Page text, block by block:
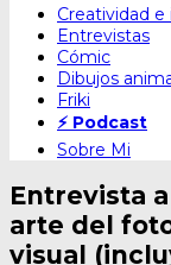
Skip
content
Creatividad e
Entrevistas
Cómic
Dibujos
Friki
⚡ Podcast
Sobre Mi
Entrevista
arte del
visual